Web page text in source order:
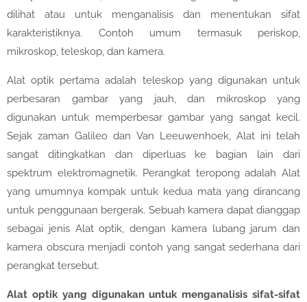
dilihat atau untuk menganalisis dan menentukan sifat
karakteristiknya. Contoh umum termasuk periskop,
mikroskop, teleskop, dan kamera.
Alat optik pertama adalah teleskop yang digunakan untuk
perbesaran gambar yang jauh, dan mikroskop yang
digunakan untuk memperbesar gambar yang sangat kecil.
Sejak zaman Galileo dan Van Leeuwenhoek, Alat ini telah
sangat ditingkatkan dan diperluas ke bagian lain dari
spektrum elektromagnetik. Perangkat teropong adalah Alat
yang umumnya kompak untuk kedua mata yang dirancang
untuk penggunaan bergerak. Sebuah kamera dapat dianggap
sebagai jenis Alat optik, dengan kamera lubang jarum dan
kamera obscura menjadi contoh yang sangat sederhana dari
perangkat tersebut.
Alat optik yang digunakan untuk menganalisis sifat-sifat